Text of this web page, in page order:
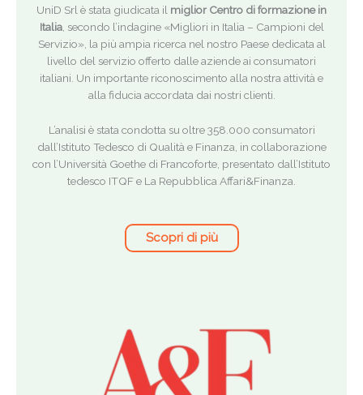
UniD Srl è stata giudicata il miglior Centro di formazione in
Italia, secondo l’indagine «Migliori in Italia – Campioni del
Servizio», la più ampia ricerca nel nostro Paese dedicata al
livello del servizio offerto dalle aziende ai consumatori
italiani. Un importante riconoscimento alla nostra attività e
alla fiducia accordata dai nostri clienti.
L’analisi è stata condotta su oltre 358.000 consumatori
dall’Istituto Tedesco di Qualità e Finanza, in collaborazione
con l’Università Goethe di Francoforte, presentato dall’Istituto
tedesco ITQF e La Repubblica Affari&Finanza.
Scopri di più